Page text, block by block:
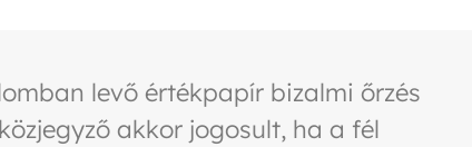
levő értékpapír bizalmi őrzés
akkor jogosult, ha a fél